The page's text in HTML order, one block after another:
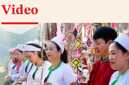
Video